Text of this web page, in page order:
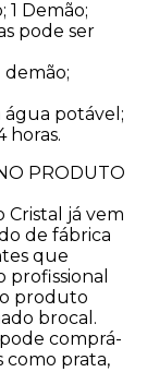
1 Demão;
pode ser
demão;
água potável;
horas.
PRODUTO
Cristal já vem
de fábrica
que
profissional
produto
brocal.
comprá-
como prata,